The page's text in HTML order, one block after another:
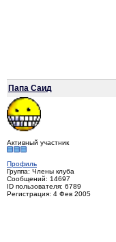
Папа Саид
Активный участник
Профиль
Группа: Члены клуба
Сообщений: 14697
ID пользователя: 6789
Регистрация: 4 Фев 2005